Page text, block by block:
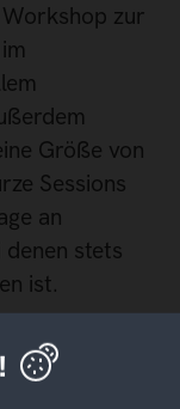
zur
Größe von
Sessions
an
denen stets
ist.
zu